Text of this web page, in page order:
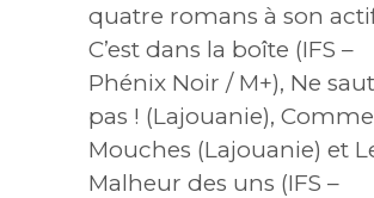
quatre romans à son
C’est dans la boîte (IFS –
Phénix Noir / M+), Ne
pas ! (Lajouanie),
Mouches (Lajouanie) et
Malheur des uns (IFS –